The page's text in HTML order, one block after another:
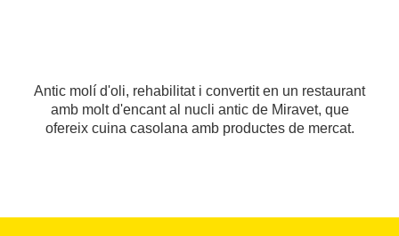
Antic molí d'oli, rehabilitat i convertit en un restaurant
amb molt d'encant al nucli antic de Miravet, que
ofereix cuina casolana amb productes de mercat.